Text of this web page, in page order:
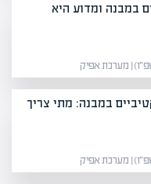
במבנה ומדוע היא
במבנה: מתי צריך